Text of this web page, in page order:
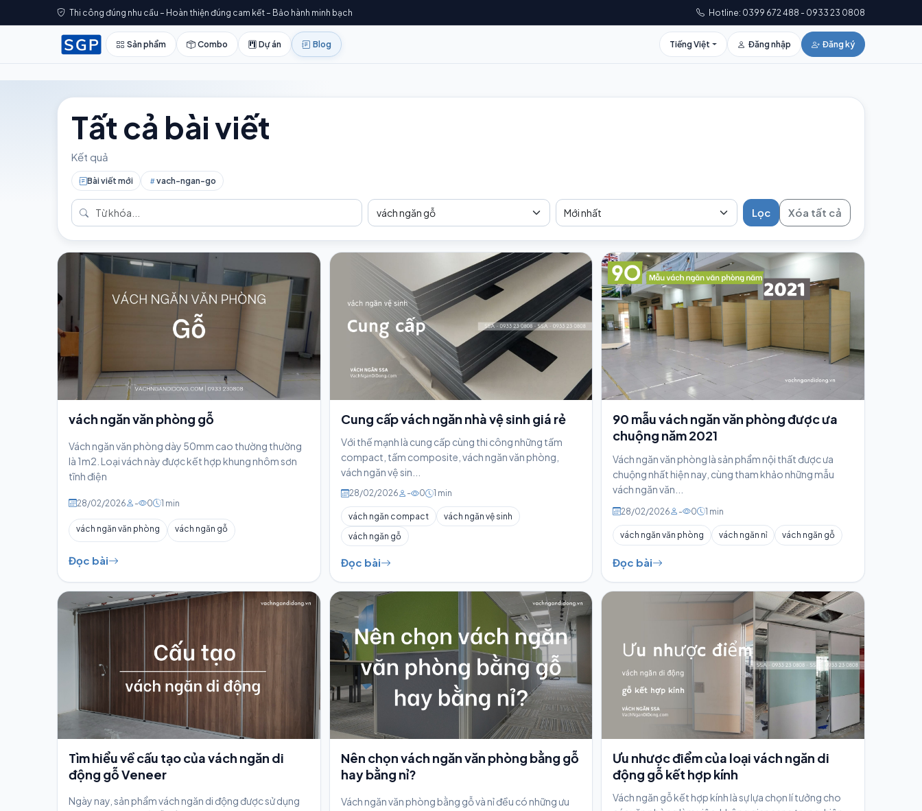
Thi công đúng nhu cầu – Hoàn thiện đúng cam kết – Bảo hành minh bạch Hotline: 0399 672 488 - 0933 23 0808
Sản phẩm Combo Dự án Blog Tiếng Việt Đăng nhập Đăng ký
Tất cả bài viết
Kết quả
Bài viết mới vach-ngan-go
Tag Sắp xếp Lọc Xóa tất cả
vách ngăn văn phòng gỗ
Vách ngăn văn phòng dày 50mm cao thường thường
là 1m2. Loại vách này được kết hợp khung nhôm sơn
tĩnh điện
28/02/2026 - 0 1 min
vách ngăn văn phòng vách ngăn gỗ
Đọc bài
Cung cấp vách ngăn nhà vệ sinh giá rẻ
Với thế mạnh là cung cấp cùng thi công những tấm
compact, tấm composite, vách ngăn văn phòng,
vách ngăn vệ sin...
28/02/2026 - 0 1 min
vách ngăn compact
vách ngăn vệ sinh
vách ngăn gỗ
Đọc bài
90 mẫu vách ngăn văn phòng được ưa
chuộng năm 2021
Vách ngăn văn phòng là sản phẩm nội thất được ưa
chuộng nhất hiện nay, cùng tham khảo những mẫu
vách ngăn văn...
28/02/2026 - 0 1 min
vách ngăn văn phòng vách ngăn nỉ vách ngăn gỗ
Đọc bài
Tìm hiểu về cấu tạo của vách ngăn di
động gỗ Veneer
Ngày nay, sản phẩm vách ngăn di động được sử dụng
Nên chọn vách ngăn văn phòng bằng gỗ
hay bằng nỉ?
Vách ngăn văn phòng bằng gỗ và nỉ đều có những ưu
Ưu nhược điểm của loại vách ngăn di
động gỗ kết hợp kính
Vách ngăn gỗ kết hợp kính là sự lựa chọn lí tưởng cho